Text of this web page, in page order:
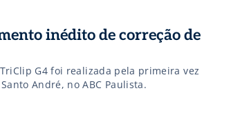
inédito de correção de
G4 foi realizada pela primeira vez
André, no ABC Paulista.